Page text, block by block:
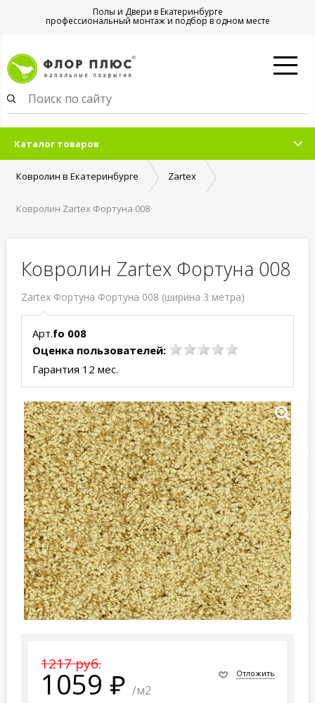
Полы и Двери в Екатеринбурге
профессиональный монтаж и подбор в одном месте
Каталог товаров
Ковролин в Екатеринбурге Zartex
Ковролин Zartex Фортуна 008
Ковролин Zartex Фортуна 008
Zartex Фортуна Фортуна 008 (ширина 3 метра)
Арт.fo 008
Оценка пользователей:
Гарантия 12 мес.
1217 руб.
1059 /м2
Отложить